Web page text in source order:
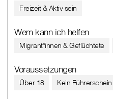
Freizeit & Aktiv sein
Wem kann ich helfen
Migrant*innen & Geflüchtete
Voraussetzungen
Über 18 Kein